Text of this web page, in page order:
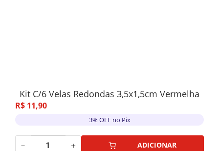
Kit C/6 Velas Redondas 3,5x1,5cm Vermelha
R$ 11,90
3% OFF no Pix
－ ＋ ADICIONAR